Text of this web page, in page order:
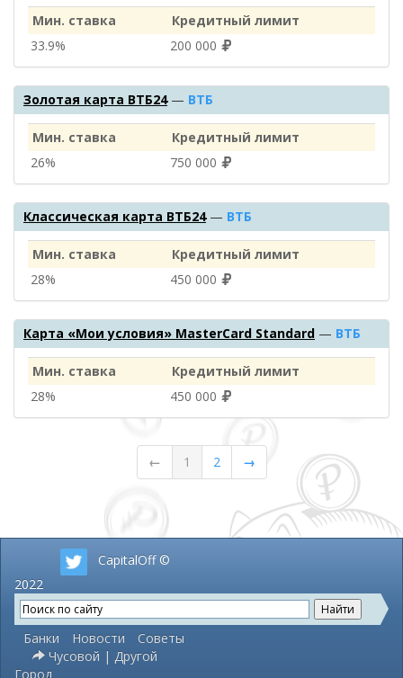
Мин. ставка
Кредитный лимит
33.9%
200 000
Золотая карта ВТБ24— ВТБ
Мин. ставка
Кредитный лимит
26%
750 000
Классическая карта ВТБ24— ВТБ
Мин. ставка
Кредитный лимит
28%
450 000
Карта «Мои условия» MasterCard Standard — ВТБ
Мин. ставка
Кредитный лимит
28%
450 000
← 1 2 →
CapitalOff ©
2022
Банки Новости
Советы
Чусовой | Другой
Город